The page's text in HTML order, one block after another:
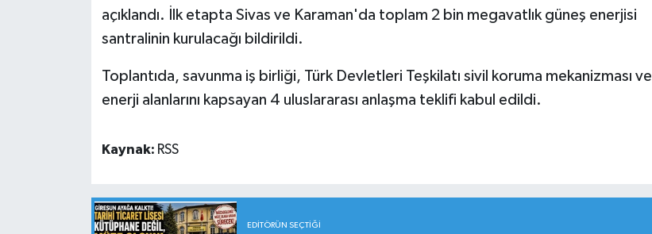
açıklandı. İlk etapta Sivas ve Karaman'da toplam 2 bin megavatlık güneş enerjisi
santralinin kurulacağı bildirildi.
Toplantıda, savunma iş birliği, Türk Devletleri Teşkilatı sivil koruma mekanizması ve
enerji alanlarını kapsayan 4 uluslararası anlaşma teklifi kabul edildi.
Kaynak: RSS
EDITÖRÜN SEÇTIĞI